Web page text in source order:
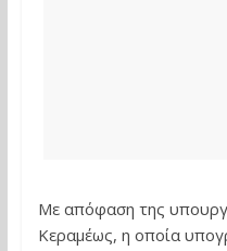
Με απόφαση της
Κεραμέως, η οποία